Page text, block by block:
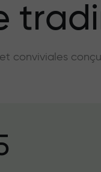
conviviales